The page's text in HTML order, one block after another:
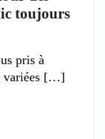
toujours
pris à
variées